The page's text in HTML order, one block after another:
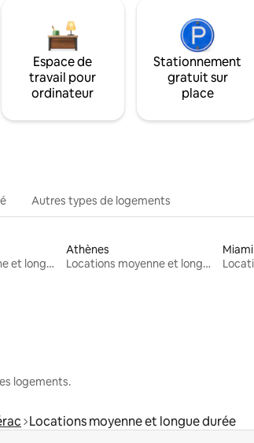
Espace de
travail pour
ordinateur
Stationnement
gratuit sur
place
Autres types de logements
Locations moyenne et longue durée
Athènes
Locations moyenne et longue durée
Miami
logements.
Locations moyenne et longue durée